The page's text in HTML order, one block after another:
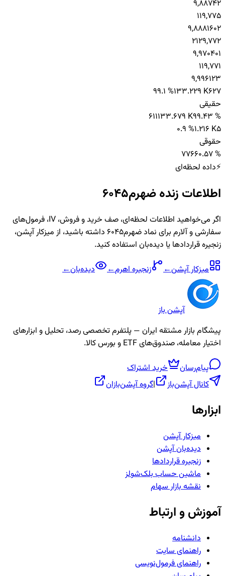
9,88742
119,775
9,8881602
2129,772
9,970401
119,771
9,996123
627
133.229 K
99.1 %
حقیقی
99.43 %
133.679 K
611
5
1.216 K
0.9 %
حقوقی
0.57 %
766
7
⚡داده لحظه‌ای
اطلاعات زندهضهرم6045
اگر می‌خواهید اطلاعات لحظه‌ای، صف خرید و فروش، IV، فرمول‌های
سفارشی و آلارم برای نمادضهرم6045
داشته باشید، از میزکار آپشن،
زنجیره قراردادها یا دیده‌بان استفاده کنید.
میزکار آپشن← زنجیرهاهرم← دیده‌بان←
آپشن باز
پیشگام بازار مشتقه ایران — پلتفرم تخصصی رصد، تحلیل و ابزارهای
اختیار معامله، صندوق‌های ETF و بورس کالا.
پیام‌رسان
خرید اشتراک
کانال آپشن‌باز
|گروه آپشن‌بازان
ابزارها
میزکار آپشن
دیده‌بان آپشن
زنجیره قراردادها
ماشین حساب بلک‌شولز
نقشه بازار سهام
آموزش و ارتباط
دانشنامه
راهنمای سایت
راهنمای فرمول‌نویسی